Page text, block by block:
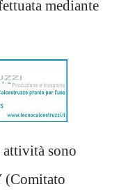
mediante
attività sono
(Comitato